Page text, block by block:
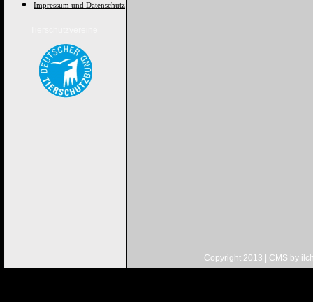
Impressum und Datenschutz
Copyright 2013 | CMS by